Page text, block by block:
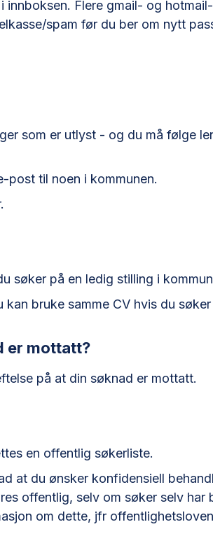
innboksen. Flere gmail- og
spam før du ber om nytt
som er utlyst - og du må følge
post til noen i kommunen.
søker på en ledig stilling i
bruke samme CV hvis du
er mottatt?
på at din søknad er mottatt.
en offentlig søkerliste.
at du ønsker konfidensiell
offentlig, selv om søker selv har
om dette, jfr